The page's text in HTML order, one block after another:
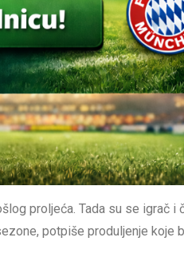
proljeća. Tada su se igrač
potpiše produljenje koje